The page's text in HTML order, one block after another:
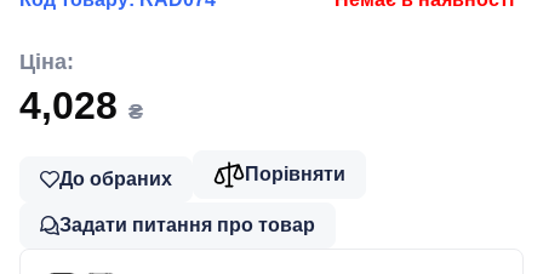
Ціна:
4,028 ₴
До обраних Порівняти
Задати питання про товар